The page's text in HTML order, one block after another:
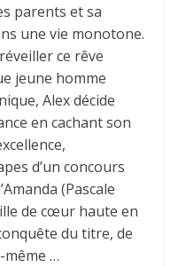
parents et sa
une vie monotone.
ce rêve
jeune homme
Alex décide
en cachant son
d’un concours
(Pascale
de cœur haute en
du titre, de
…